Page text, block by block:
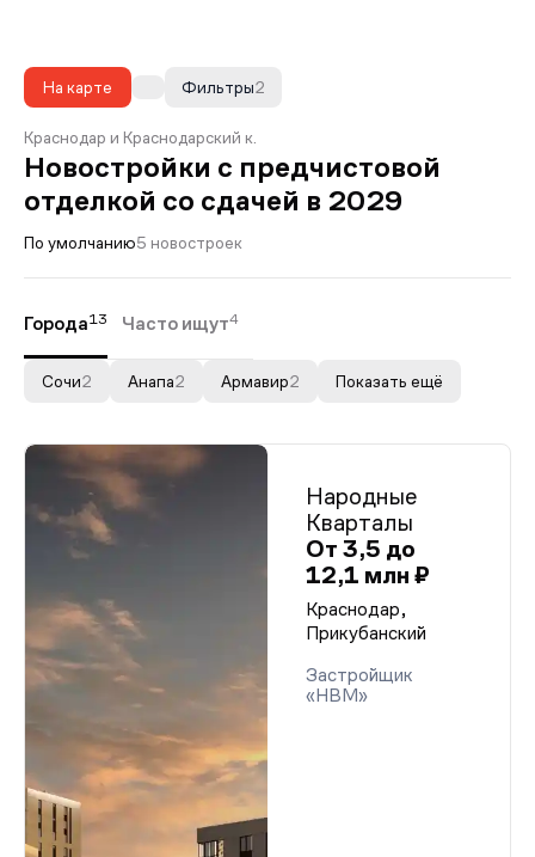
На карте 2
Фильтры
Краснодар и Краснодарский к.
Новостройки с предчистовой
отделкой со сдачей в 2029
По умолчанию5 новостроек
Города13 Часто ищут4
Сочи2 Анапа2 Армавир2 Показать ещё
Народные
Кварталы
От 3,5 до
12,1 млн ₽
Краснодар,
Прикубанский
Застройщик
«НВМ»